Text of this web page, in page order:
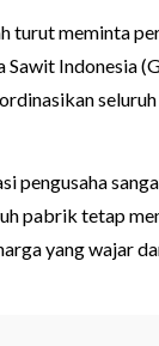
turut meminta
Sawit Indonesia
seluruh
pengusaha
pabrik tetap
yang wajar